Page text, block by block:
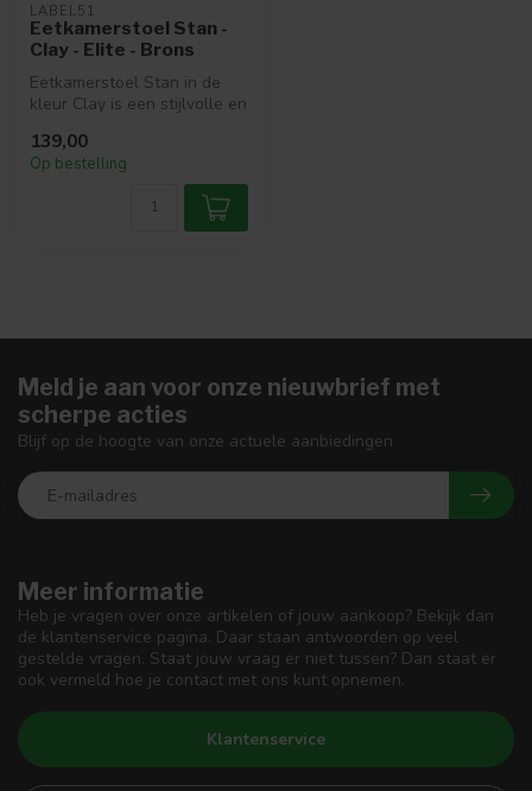
LABEL51
Eetkamerstoel Stan -
Clay - Elite - Brons
Eetkamerstoel Stan in de
kleur Clay is een stijlvolle en
139,00
Op bestelling
Meer informatie
Heb je vragen over onze artikelen of jouw aankoop? Bekijk dan
de klantenservice pagina. Daar staan antwoorden op veel
gestelde vragen. Staat jouw vraag er niet tussen? Dan staat er
ook vermeld hoe je contact met ons kunt opnemen.
Klantenservice
Meld je aan voor onze nieuwbrief met
scherpe acties
Blijf op de hoogte van onze actuele aanbiedingen